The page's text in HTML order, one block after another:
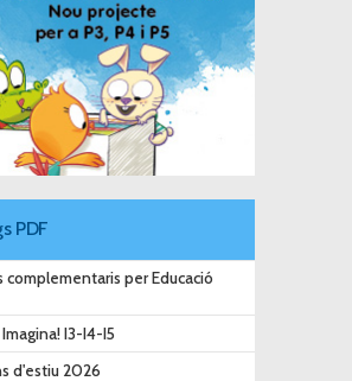
PDF
complementaris per Educació
I3-I4-I5
d'estiu 2026